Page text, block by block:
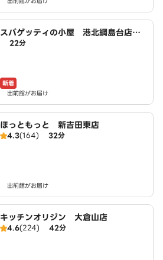
スパゲッティの小屋 港北綱島台店 p
owered by LAWSON
22分
新着
出前館がお届け
ほっともっと 新吉田東店
4.3(164) 32分
出前館がお届け
キッチンオリジン 大倉山店
4.6(224) 42分